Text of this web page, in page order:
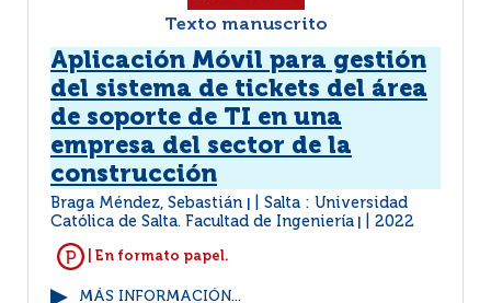
Texto manuscrito
Aplicación Móvil para gestión
del sistema de tickets del área
de soporte de TI en una
empresa del sector de la
construcción
Braga Méndez, Sebastián
Salta : Universidad
Católica de Salta. Facultad de Ingeniería
2022
| En formato papel.
MÁS INFORMACIÓN...